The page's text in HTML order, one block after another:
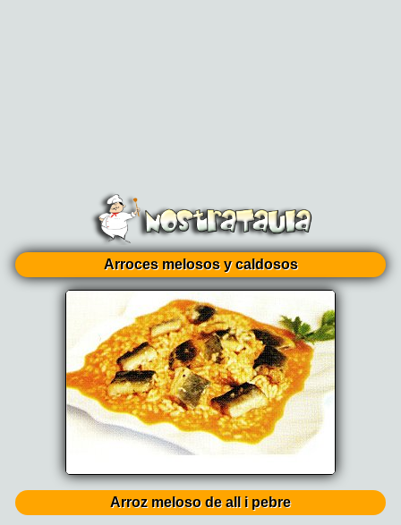
Arroces melosos y caldosos
Arroz meloso de all i pebre